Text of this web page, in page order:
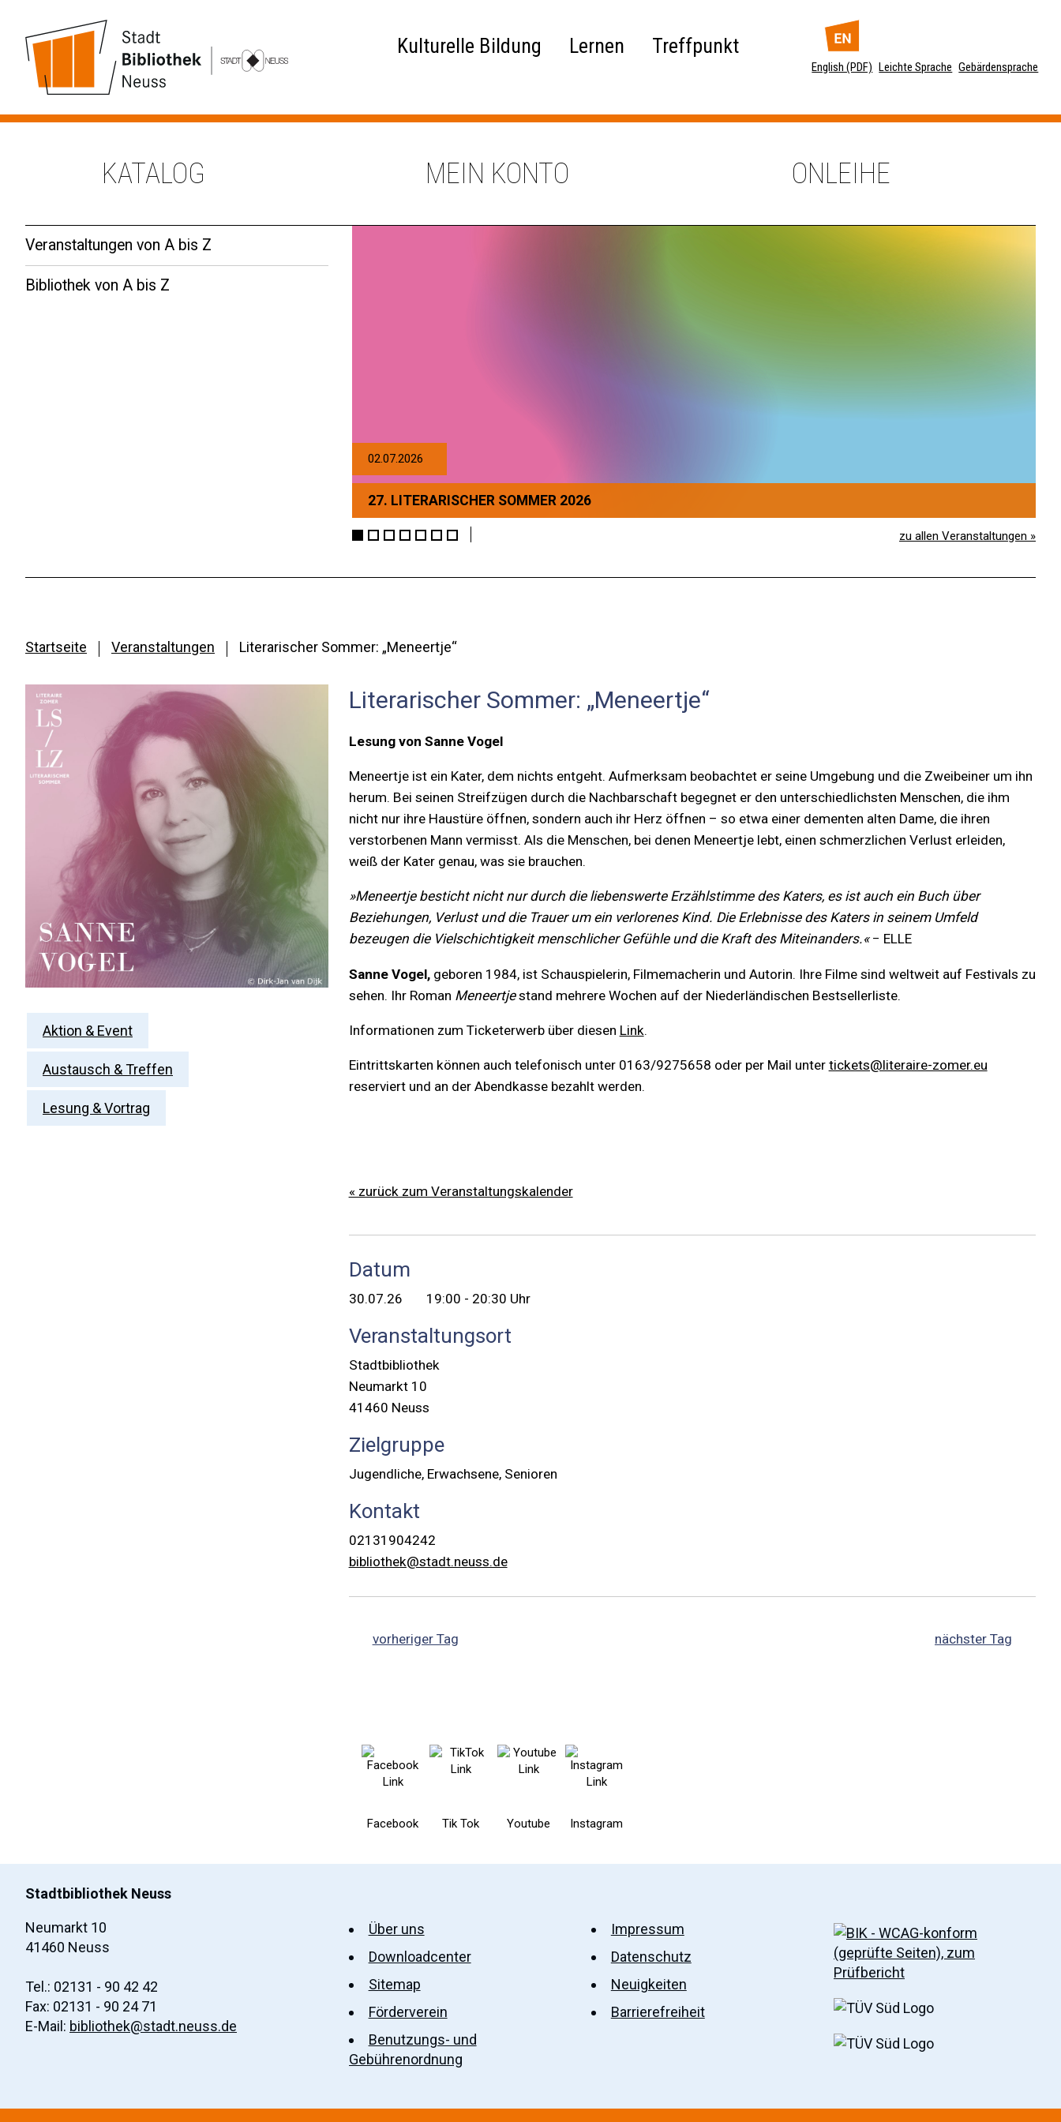
Kulturelle Bildung Lernen Treffpunkt
English (PDF) Leichte Sprache Gebärdensprache
KATALOG MEIN KONTO ONLEIHE
Veranstaltungen von A bis Z
Bibliothek von A bis Z
02.07.2026
27. LITERARISCHER SOMMER 2026
zu allen Veranstaltungen »
Startseite Veranstaltungen Literarischer Sommer: „Meneertje“
Aktion & Event
Austausch & Treffen
Lesung & Vortrag
Literarischer Sommer: „Meneertje“
Lesung von Sanne Vogel
Meneertje ist ein Kater, dem nichts entgeht. Aufmerksam beobachtet er seine Umgebung und die Zweibeiner um ihn
herum. Bei seinen Streifzügen durch die Nachbarschaft begegnet er den unter­schiedlichsten Menschen, die ihm
nicht nur ihre Haustüre öffnen, sondern auch ihr Herz öffnen – so etwa einer dementen alten Dame, die ihren
verstorbenen Mann ver­misst. Als die Menschen, bei denen Meneertje lebt, einen schmerzlichen Verlust erleiden,
weiß der Kater genau, was sie brauchen.
»Meneertje besticht nicht nur durch die liebenswerte Erzählstimme des Katers, es ist auch ein Buch über
Beziehungen, Verlust und die Trauer um ein verlorenes Kind. Die Erlebnisse des Katers in seinem Umfeld
bezeugen die Vielschichtigkeit menschlicher Gefühle und die Kraft des Miteinanders.«− ELLE
Sanne Vogel, geboren 1984, ist Schauspielerin, Filmemacherin und Autorin. Ihre Filme sind weltweit auf Festivals zu
sehen. Ihr Roman Meneertjestand mehrere Wochen auf der Niederländischen Bestsellerliste.
Informationen zum Ticketerwerb über diesen Link.
Eintrittskarten können auch telefonisch unter 0163/9275658 oder per Mail unter tickets@literaire-zomer.eu
reserviert und an der Abendkasse bezahlt werden.
« zurück zum Veranstaltungskalender
Datum
30.07.26 19:00 - 20:30 Uhr
Veranstaltungsort
Stadtbibliothek
Neumarkt 10
41460 Neuss
Zielgruppe
Jugendliche, Erwachsene, Senioren
Kontakt
02131904242
bibliothek@stadt.neuss.de
vorheriger Tag nächster Tag
Facebook Tik Tok Youtube Instagram
Stadtbibliothek Neuss
Neumarkt 10
41460 Neuss
Tel.: 02131 - 90 42 42
Fax: 02131 - 90 24 71
E-Mail: bibliothek@stadt.neuss.de
Über uns
Downloadcenter
Sitemap
Förderverein
Benutzungs- und
Gebührenordnung
Impressum
Datenschutz
Neuigkeiten
Barrierefreiheit